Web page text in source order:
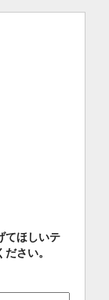
てほしいテ
さい。